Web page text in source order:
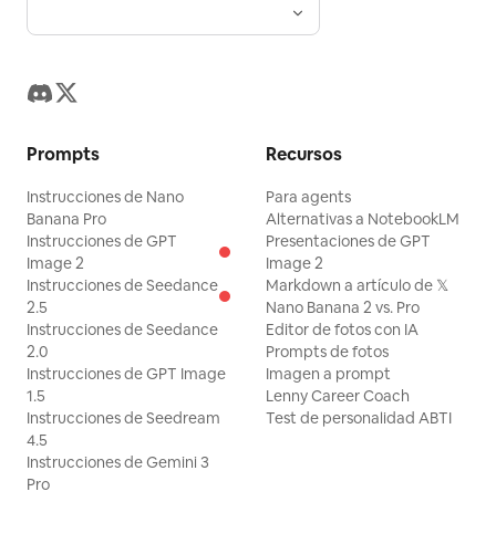
Prompts
Instrucciones de Nano
Banana Pro
Instrucciones de GPT
Image 2
Instrucciones de Seedance
2.5
Instrucciones de Seedance
2.0
Instrucciones de GPT Image
1.5
Instrucciones de Seedream
4.5
Instrucciones de Gemini 3
Pro
Recursos
Para agents
Alternativas a NotebookLM
Presentaciones de GPT
Image 2
Markdown a artículo de 𝕏
Nano Banana 2 vs. Pro
Editor de fotos con IA
Prompts de fotos
Imagen a prompt
Lenny Career Coach
Test de personalidad ABTI